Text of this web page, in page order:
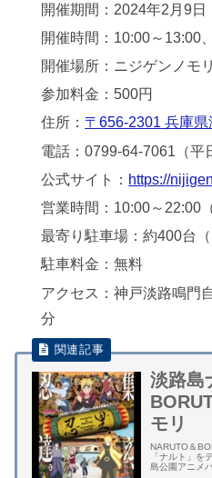
開催期間：2024年2月9日
開催時間：10:00～13:00
開催場所：ニジゲンノモ
参加料金：500円
住所： 〒656-2301 兵庫
電話：0799-64-7061（平
公式サイト： https://
営業時間：10:00～22:00
最寄り駐車場：約400台（
駐車料金：無料
アクセス：神戸淡路鳴門
分
淡路島
モリ
NARUTO＆
「ナルト」を
島公園アニメ